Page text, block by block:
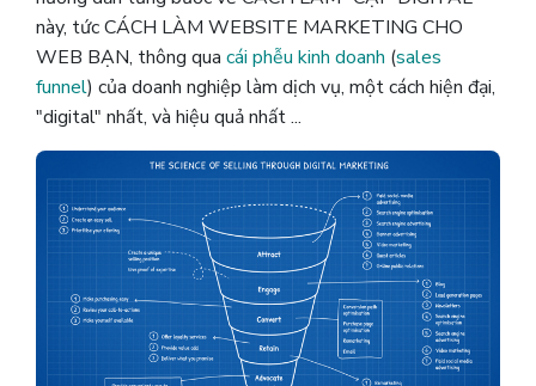
này, tức CÁCH LÀM WEBSITE MARKETING CHO
WEB BẠN, thông quacái phễu kinh doanh (sales
funnel) của doanh nghiệp làm dịch vụ, một cách hiện đại,
"digital" nhất, và hiệu quả nhất ...